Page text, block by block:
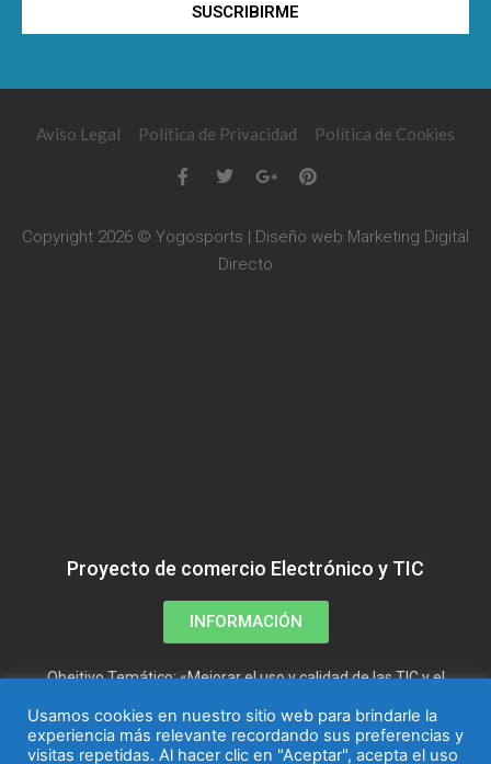
SUSCRIBIRME
Aviso Legal Política de Privacidad Política de Cookies
Copyright 2026 © Yogosports | Diseño web Marketing Digital
Directo
Proyecto de comercio Electrónico y TIC
INFORMACIÓN
Obejtivo Temático: «Mejorar el uso y calidad de las TIC y el
Usamos cookies en nuestro sitio web para brindarle la
experiencia más relevante recordando sus preferencias y
visitas repetidas. Al hacer clic en "Aceptar", acepta el uso